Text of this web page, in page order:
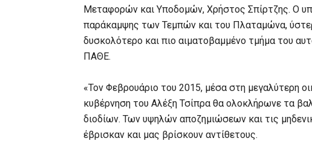
Μεταφορών και Υποδομών, Χρήστος Σπίρτζης. Ο
παράκαμψης των Τεμπών και του Πλαταμώνα,
δυσκολότερο και πιο αιματοβαμμένο τμήμα του
ΠΑΘΕ.
«Τον Φεβρουάριο του 2015, μέσα στη μεγαλύτερη
κυβέρνηση του Αλέξη Τσίπρα θα ολοκλήρωνε τα
διοδίων. Των υψηλών αποζημιώσεων και τις
έβρισκαν και μας βρίσκουν αντίθετους.